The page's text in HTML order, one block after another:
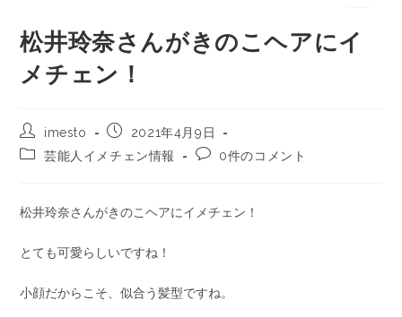
松井玲奈さんがきのこヘアにイ
メチェン！
imesto
2021年4月9日
芸能人イメチェン情報
0件のコメント
松井玲奈さんがきのこヘアにイメチェン！
とても可愛らしいですね！
小顔だからこそ、似合う髪型ですね。